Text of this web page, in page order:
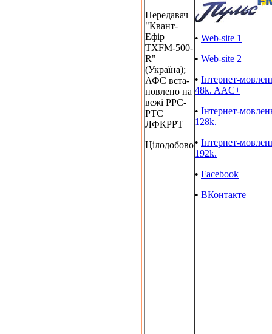
Передавач
"Квант-
Ефір
TXFM-500-
R"
(Україна);
АФС вста-
новлено на
вежі РРС-
РТС
ЛФКРРТ
Цілодобово
• Web-site 1
• Web-site 2
• Інтернет-
48k. AAC+
• Інтернет-
128k.
• Інтернет-
192k.
• Facebook
• ВКонтакте